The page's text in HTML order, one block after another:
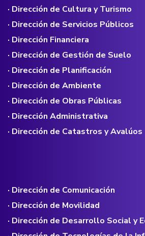
· Dirección de Cultura y Turismo
· Dirección de Servicios Públicos
· Dirección Financiera
· Dirección de Gestión de Suelo
· Dirección de Planificación
· Dirección de Ambiente
· Dirección de Obras Públicas
· Dirección Administrativa
· Dirección de Catastros y Avalúos
· Dirección de Comunicación
· Dirección de Movilidad
· Dirección de Desarrollo Social y